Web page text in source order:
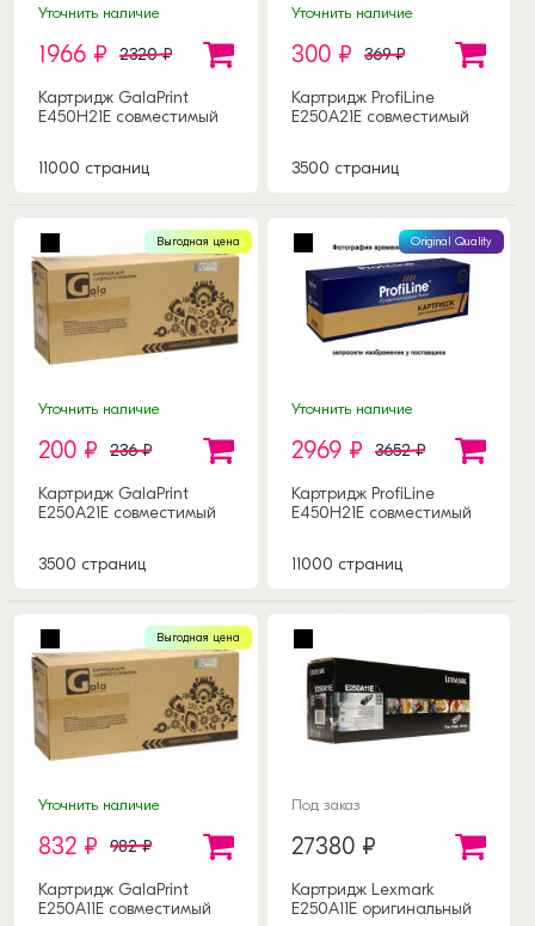
Уточнить наличие
1966 ₽ 2320 ₽
Картридж GalaPrint
E450H21E совместимый
11000 страниц
Уточнить наличие
300 ₽ 369 ₽
Картридж ProfiLine
E250A21E совместимый
3500 страниц
Выгодная цена
Уточнить наличие
200 ₽ 236 ₽
Картридж GalaPrint
E250A21E совместимый
3500 страниц
Original Quality
Уточнить наличие
2969 ₽ 3652 ₽
Картридж ProfiLine
E450H21E совместимый
11000 страниц
Выгодная цена
Уточнить наличие
832 ₽ 982 ₽
Картридж GalaPrint
E250A11E совместимый
Под заказ
27380 ₽
Картридж Lexmark
E250A11E оригинальный